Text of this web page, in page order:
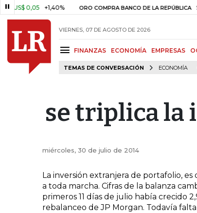
0,05 +1,40% ORO COMPRA BANCO DE LA REPÚBLICA $
VIERNES, 07 DE AGOSTO DE 2026
FINANZAS ECONOMÍA EMPRESAS
TEMAS DE CONVERSACIÓN ECONOMÍA
se triplica la
miércoles, 30 de julio de 2014
La inversión extranjera de portafolio, es
a toda marcha. Cifras de la balanza
primeros 11 días de julio había crecido
rebalanceo de JP Morgan. Todavía